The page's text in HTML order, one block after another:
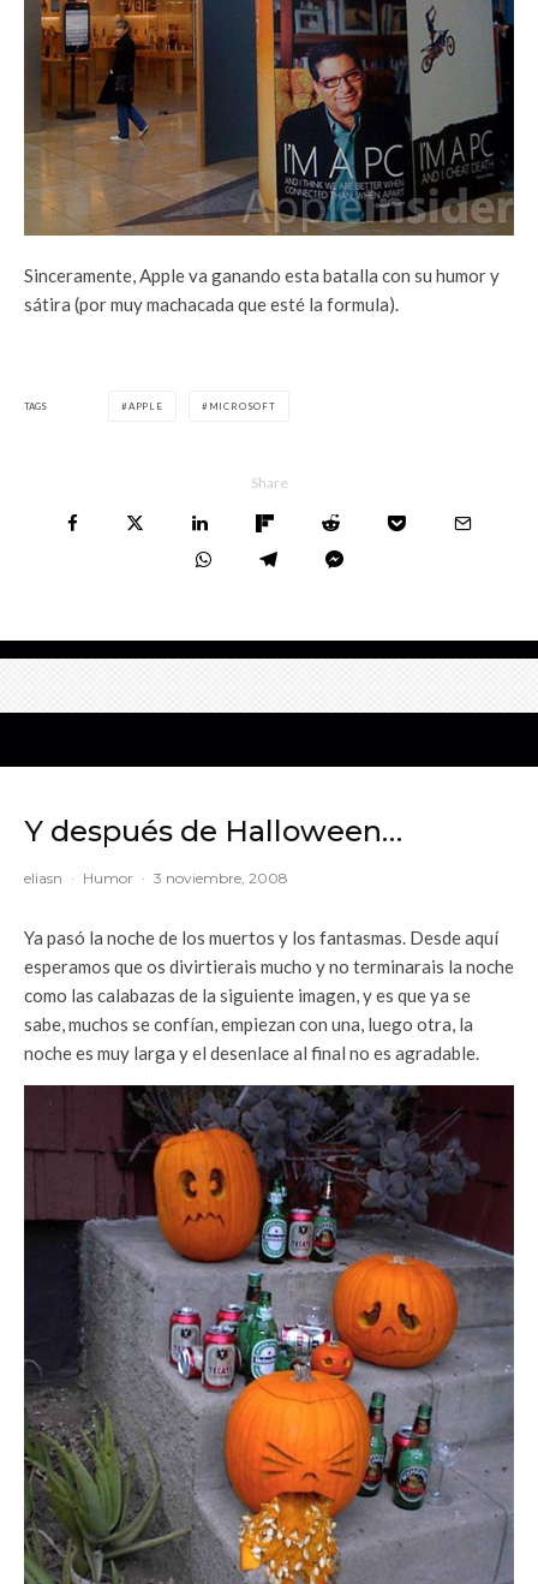
Sinceramente, Apple va ganando esta batalla con su humor y
sátira (por muy machacada que esté la formula).
TAGS APPLE MICROSOFT
Share
Y después de Halloween…
eliasn · Humor · 3 noviembre, 2008
Ya pasó la noche de los muertos y los fantasmas. Desde aquí
esperamos que os divirtierais mucho y no terminarais la noche
como las calabazas de la siguiente imagen, y es que ya se
sabe, muchos se confían, empiezan con una, luego otra, la
noche es muy larga y el desenlace al final no es agradable.